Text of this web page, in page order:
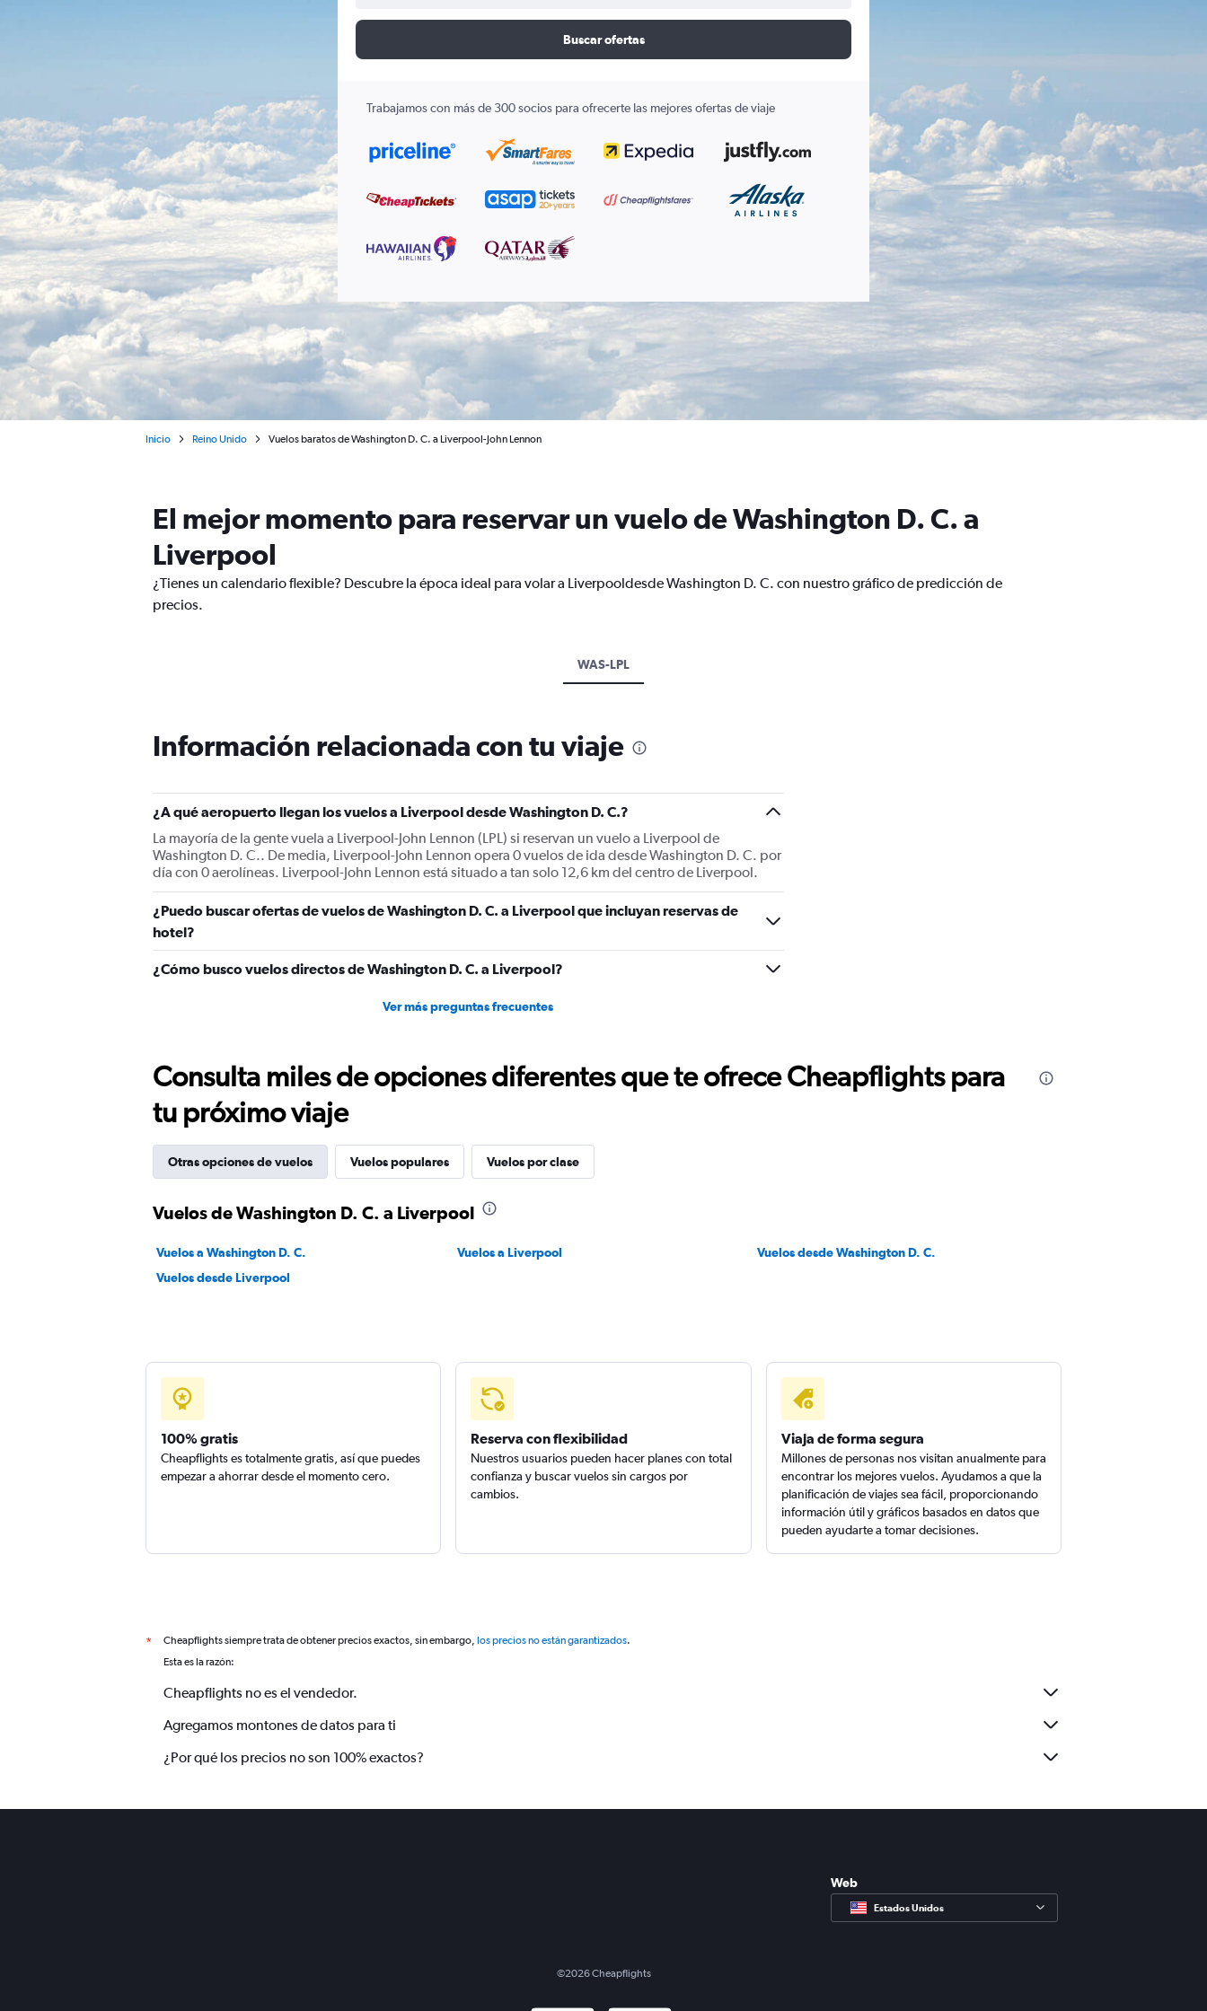
Buscar ofertas
Trabajamos con más de 300 socios para ofrecerte las mejores ofertas de viaje
Inicio Reino Unido Vuelos baratos de Washington D. C. a Liverpool-John Lennon
El mejor momento para reservar un vuelo de Washington D. C. a
Liverpool
¿Tienes un calendario flexible? Descubre la época ideal para volar a Liverpooldesde Washington D. C. con nuestro gráfico de predicción de
precios.
WAS-LPL
Información relacionada con tu viaje
¿A qué aeropuerto llegan los vuelos a Liverpool desde Washington D. C.?
La mayoría de la gente vuela a Liverpool-John Lennon (LPL) si reservan un vuelo a Liverpool de
Washington D. C.. De media, Liverpool-John Lennon opera 0 vuelos de ida desde Washington D. C. por
día con 0 aerolíneas. Liverpool-John Lennon está situado a tan solo 12,6 km del centro de Liverpool.
¿Puedo buscar ofertas de vuelos de Washington D. C. a Liverpool que incluyan reservas de
hotel?
¿Cómo busco vuelos directos de Washington D. C. a Liverpool?
Ver más preguntas frecuentes
Consulta miles de opciones diferentes que te ofrece Cheapflights para
tu próximo viaje
Otras opciones de vuelos Vuelos populares Vuelos por clase
Vuelos de Washington D. C. a Liverpool
Vuelos a Washington D. C. Vuelos a Liverpool
Vuelos desde Washington D. C.
Vuelos desde Liverpool
100% gratis
Cheapflights es totalmente gratis, así que puedes
empezar a ahorrar desde el momento cero.
Reserva con flexibilidad
Nuestros usuarios pueden hacer planes con total
confianza y buscar vuelos sin cargos por
cambios.
Viaja de forma segura
Millones de personas nos visitan anualmente para
encontrar los mejores vuelos. Ayudamos a que la
planificación de viajes sea fácil, proporcionando
información útil y gráficos basados en datos que
pueden ayudarte a tomar decisiones.
* Cheapflights siempre trata de obtener precios exactos, sin embargo, los precios no están garantizados.
Esta es la razón:
Cheapflights no es el vendedor.
Agregamos montones de datos para ti
¿Por qué los precios no son 100% exactos?
Web
Estados Unidos
©2026Cheapflights